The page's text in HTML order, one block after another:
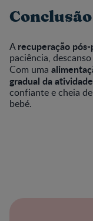
Conclusão
Arecuperação
paciência,
Com uma
gradual da
confiante e cheia
bebé.